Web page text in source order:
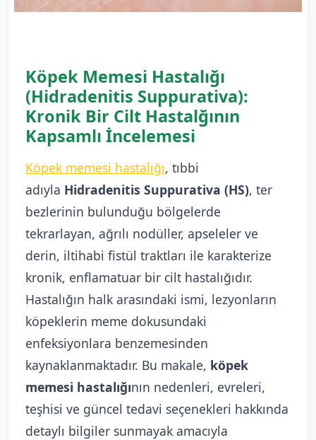
Köpek Memesi Hastalığı
(Hidradenitis Suppurativa):
Kronik Bir Cilt Hastalğının
Kapsamlı İncelemesi
Köpek memesi hastalığı, tıbbi
adıyla Hidradenitis Suppurativa (HS), ter
bezlerinin bulunduğu bölgelerde
tekrarlayan, ağrılı nodüller, apseleler ve
derin, iltihabi fistül traktları ile karakterize
kronik, enflamatuar bir cilt hastalığıdır.
Hastalığın halk arasındaki ismi, lezyonların
köpeklerin meme dokusundaki
enfeksiyonlara benzemesinden
kaynaklanmaktadır. Bu makale, köpek
memesi hastalığının nedenleri, evreleri,
teşhisi ve güncel tedavi seçenekleri hakkında
detaylı bilgiler sunmayak amacıyla